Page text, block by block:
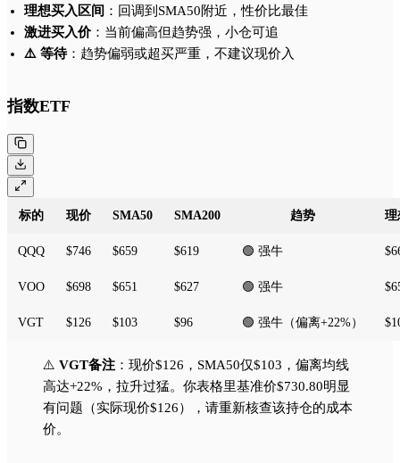
理想买入区间 ：回调到SMA50附近，性价比最佳
激进买入价：当前偏高但趋势强，小仓可追
⚠️ 等待：趋势偏弱或超买严重，不建议现价入
指数ETF
标的 现价 SMA50 SMA200 趋势 理
QQQ $746 $659 $619 🟢 强牛
VOO $698 $651 $627 🟢 强牛
VGT $126 $103 $96 🟢 强牛（偏离+22%）
⚠️ VGT备注 ：现价$126，SMA50仅$103，偏离均线
高达+22%，拉升过猛。你表格里基准价$730.80明显
有问题（实际现价$126），请重新核查该持仓的成本
价。